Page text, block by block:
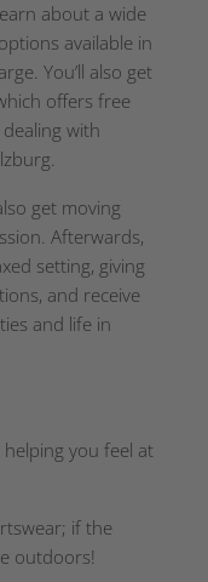
about a wide
available in
You’ll also get
offers free
with
get moving
Afterwards,
setting, giving
and receive
and life in
you feel at
if the
outdoors!